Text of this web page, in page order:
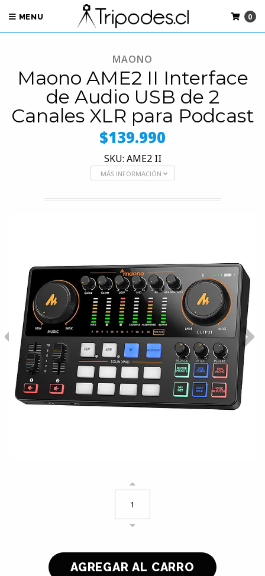
MENU 0
MAONO
Maono AME2 II Interface
de Audio USB de 2
Canales XLR para Podcast
$139.990
SKU: AME2 II
MÁS INFORMACIÓN